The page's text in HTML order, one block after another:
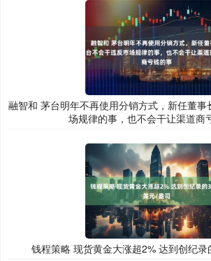
融智和 茅台明年不再使用分销方式，新任董
场规律的事，也不会干让渠道商
钱程策略 现货黄金大涨超2% 达到创纪录